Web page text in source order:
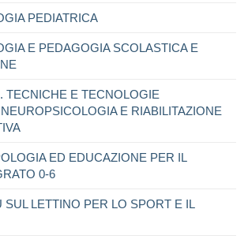
PEDIATRICA
E PEDAGOGIA SCOLASTICA E
TECNICHE E TECNOLOGIE
E RIABILITAZIONE
ED EDUCAZIONE PER IL
0-6
SUL LETTINO PER LO SPORT E IL